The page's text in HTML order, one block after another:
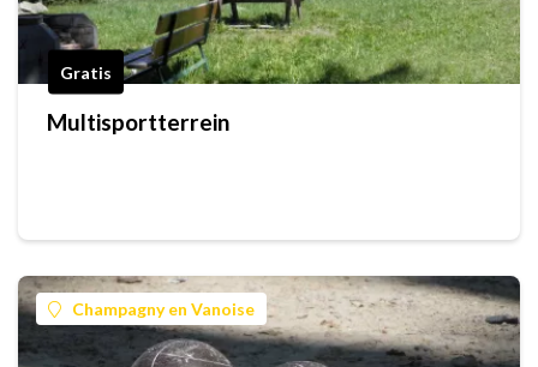
Gratis
Multisportterrein
Champagny en Vanoise